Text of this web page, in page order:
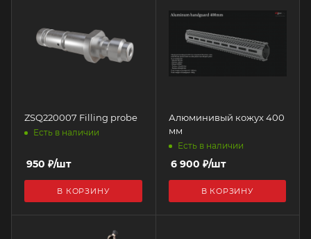
ZSQ220007 Filling probe
Есть в наличии
950 ₽/шт
В КОРЗИНУ
Алюминивый кожух 400
мм
Есть в наличии
6 900 ₽/шт
В КОРЗИНУ